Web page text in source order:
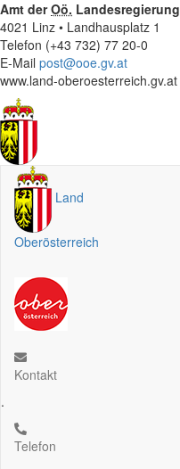
Amt derOö. Landesregierung
4021 Linz • Landhausplatz 1
Telefon (+43 732) 77 20-0
E-Mail post@ooe.gv.at
www.land-oberoesterreich.gv.at
Land
Oberösterreich
Kontakt
.
Telefon